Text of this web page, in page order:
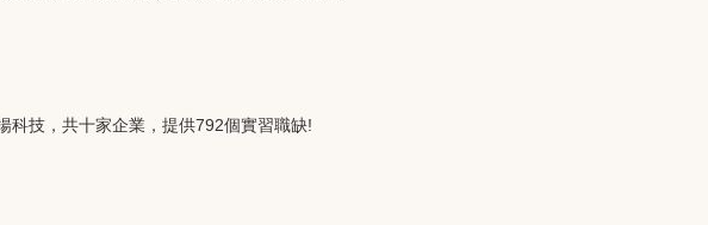
科技，共十家企業，提供792個實習職缺!